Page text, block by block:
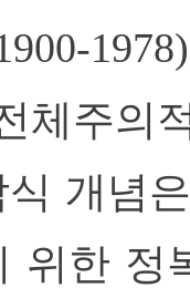
체주의
개념
위한 정